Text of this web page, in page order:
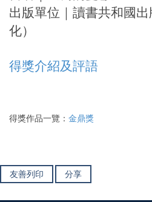
出版單位｜讀書共和國
化）
得獎介紹及評語
得獎作品一覽： 金鼎獎
友善列印 分享